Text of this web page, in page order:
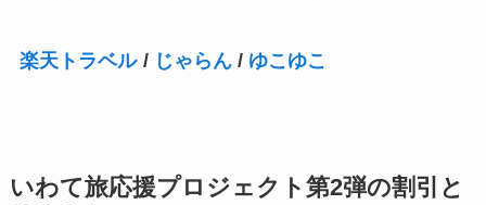
楽天トラベル/ じゃらん/ ゆこゆこ
いわて旅応援プロジェクト第2弾の割引と